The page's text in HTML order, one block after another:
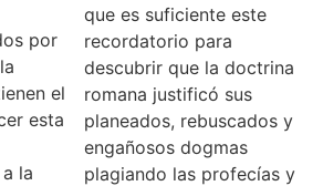
por
el
esta
la
que es suficiente este
recordatorio para
descubrir que la doctrina
romana justificó sus
planeados, rebuscados y
engañosos dogmas
plagiando las profecías y